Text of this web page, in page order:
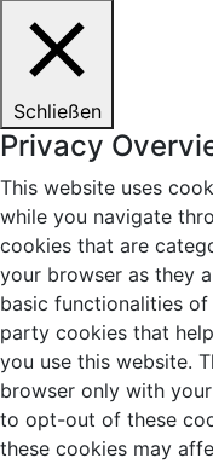
Schließen
Privacy
This website uses
while you navigate
cookies that are
your browser as they
basic functionalities
party cookies that
you use this website.
browser only with
to opt-out of these
these cookies may